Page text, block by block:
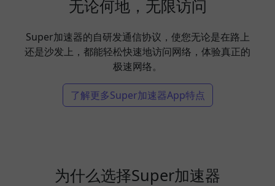
无论何地，无限访问
Super加速器的自研发通信协议，使您无论是在路上
还是沙发上，都能轻松快速地访问网络，体验真正的
极速网络。
了解更多Super加速器App特点
为什么选择Super加速器